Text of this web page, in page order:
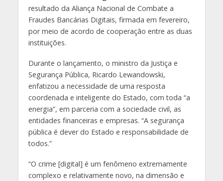
resultado da Aliança Nacional de Combate a
Fraudes Bancárias Digitais, firmada em fevereiro,
por meio de acordo de cooperação entre as duas
instituições.
Durante o lançamento, o ministro da Justiça e
Segurança Pública, Ricardo Lewandowski,
enfatizou a necessidade de uma resposta
coordenada e inteligente do Estado, com toda “a
energia”, em parceria com a sociedade civil, as
entidades financeiras e empresas. “A segurança
pública é dever do Estado e responsabilidade de
todos.”
“O crime [digital] é um fenômeno extremamente
complexo e relativamente novo, na dimensão e